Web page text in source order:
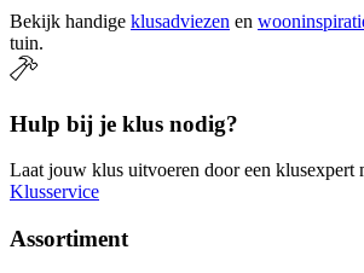
Bekijk handige klusadviezen en
tuin.
Hulp bij je klus nodig?
Laat jouw klus uitvoeren door een klusexpert
Klusservice
Assortiment